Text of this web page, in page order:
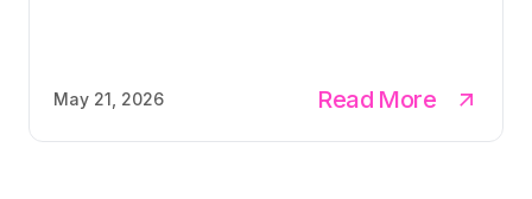
May 21, 2026 Read More